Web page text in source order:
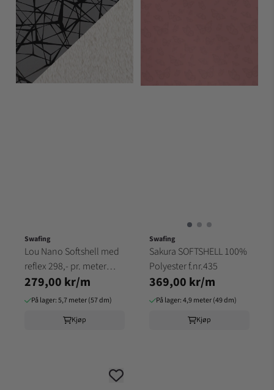
Swafing
Lou Nano Softshell med
reflex 298,- pr. meter
bredde 145cm
279,00 kr/m
På lager: 5,7 meter (57 dm)
Kjøp
Swafing
Sakura SOFTSHELL 100%
Polyester f.nr.435
369,00 kr/m
På lager: 4,9 meter (49 dm)
Kjøp